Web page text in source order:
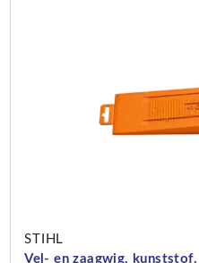
STIHL
Vel- en zaagwig,